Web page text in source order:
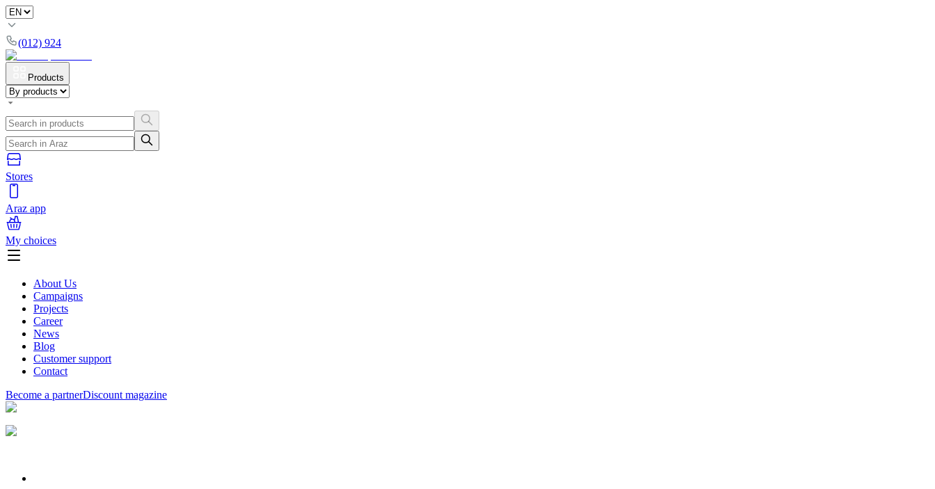
(012) 924
Products
Stores
Araz app
My choices
About Us
Campaigns
Projects
Career
News
Blog
Customer support
Contact
Become a partnerDiscount magazine